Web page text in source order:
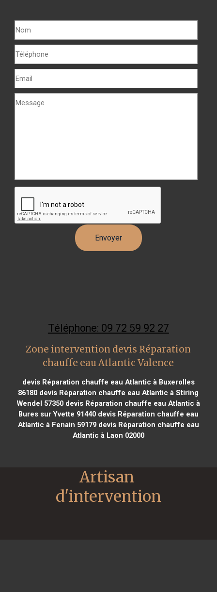
Téléphone: 09 72 59 92 27
Zone intervention devis Réparation
chauffe eau Atlantic Valence
devis Réparation chauffe eau Atlantic à Buxerolles
86180 devis Réparation chauffe eau Atlantic à Stiring
Wendel 57350devis Réparation chauffe eau Atlantic à
Bures sur Yvette 91440devis Réparation chauffe eau
Atlantic à Fenain 59179devis Réparation chauffe eau
Atlantic à Laon 02000
Artisan
d'intervention